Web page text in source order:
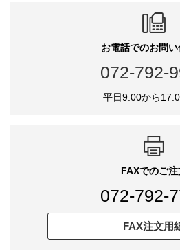
お電話でのお問
072-792-
平日9:00から
FAXでのご注
072-792-
FAX注文用